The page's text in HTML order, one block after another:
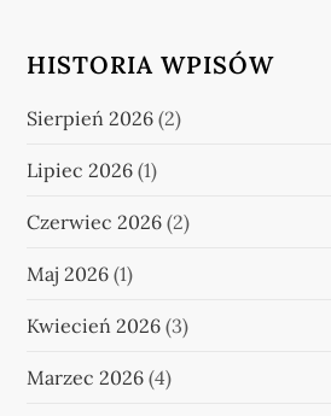
HISTORIA WPISÓW
Sierpień 2026 (2)
Lipiec 2026 (1)
Czerwiec 2026 (2)
Maj 2026 (1)
Kwiecień 2026 (3)
Marzec 2026 (4)